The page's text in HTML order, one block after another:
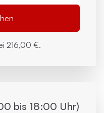
216,00 €.
bis 18:00 Uhr)